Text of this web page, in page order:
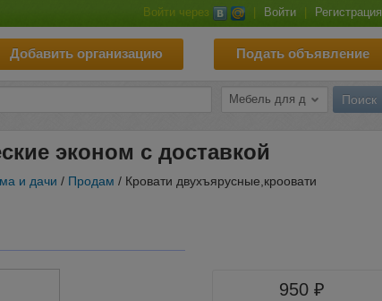
Войти через Войти Регистрация
Подать объявление
Добавить организацию
эконом с доставкой
и дачи / Продам / Кровати двухъярусные,кроовати
950 ₽